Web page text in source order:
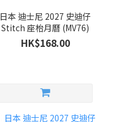
日本 迪士尼 2027 史迪仔
Stitch 座枱月曆 (MV76)
HK$168.00